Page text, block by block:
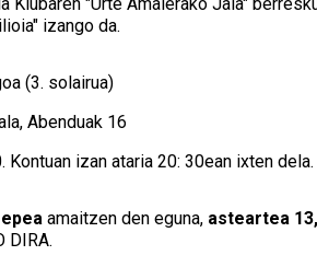
izango da.
(3. solairua)
Abenduak 16
Kontuan izan ataria 20: 30ean ixten dela.
amaitzen den eguna, asteartea
DIRA.